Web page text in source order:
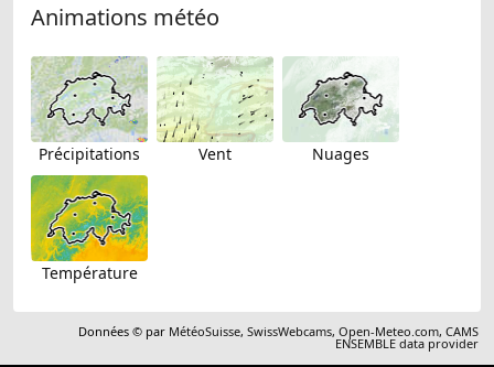
Animations météo
Précipitations Vent Nuages
Température
Données © par MétéoSuisse,SwissWebcams,Open-Meteo.com,CAMS
ENSEMBLE data provider